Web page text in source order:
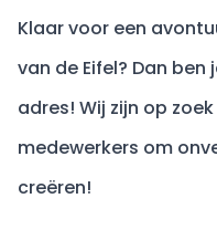
Klaar voor een
van de Eifel? Dan
adres! Wij zijn op
medewerkers om
creëren!